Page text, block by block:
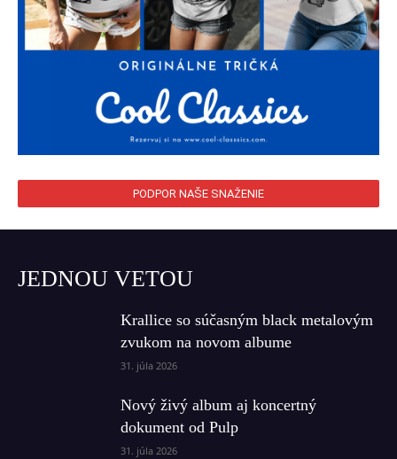
PODPOR NAŠE SNAŽENIE
JEDNOU VETOU
Krallice so súčasným black metalovým
zvukom na novom albume
31. júla 2026
Nový živý album aj koncertný
dokument od Pulp
31. júla 2026